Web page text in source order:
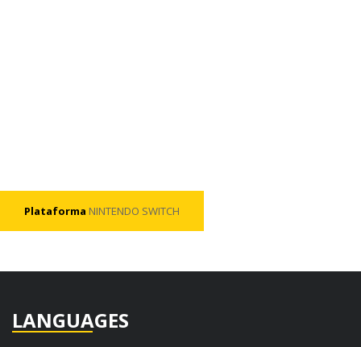
Plataforma NINTENDO SWITCH
LANGUAGES